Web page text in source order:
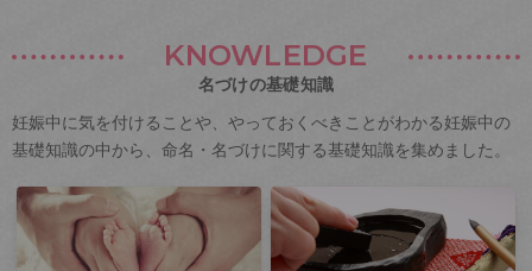
KNOWLEDGE
名づけの基礎知識
妊娠中に気を付けることや、やっておくべきことがわかる妊娠中の
基礎知識の中から、命名・名づけに関する基礎知識を集めました。